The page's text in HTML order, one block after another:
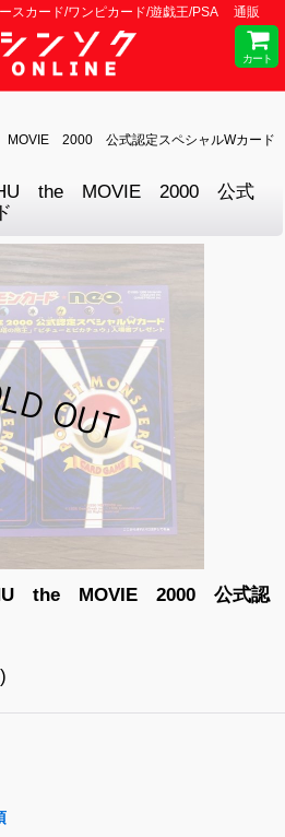
スカード/ワンピカード/遊戯王/PSA 通販
カート
MOVIE 2000 公式認定スペシャルWカード
the MOVIE 2000 公式
the MOVIE 2000 公式認